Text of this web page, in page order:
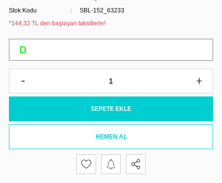
Stok Kodu
SBL-152_63233
*144,32 TL den başlayan taksitlerle!
SEPETE EKLE
HEMEN AL